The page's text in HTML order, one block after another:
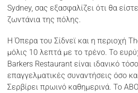
Sydney, σας εξασφαλίζει ότι θα
ζωντάνια της πόλης.
Η Όπερα του Σίδνεϊ και η περιοχή
μόλις 10 λεπτά με το τρένο. Το
Barkers Restaurant είναι ιδανικό
επαγγελματικές συναντήσεις όσο
Σερβίρει πρωινό καθημερινά. Το